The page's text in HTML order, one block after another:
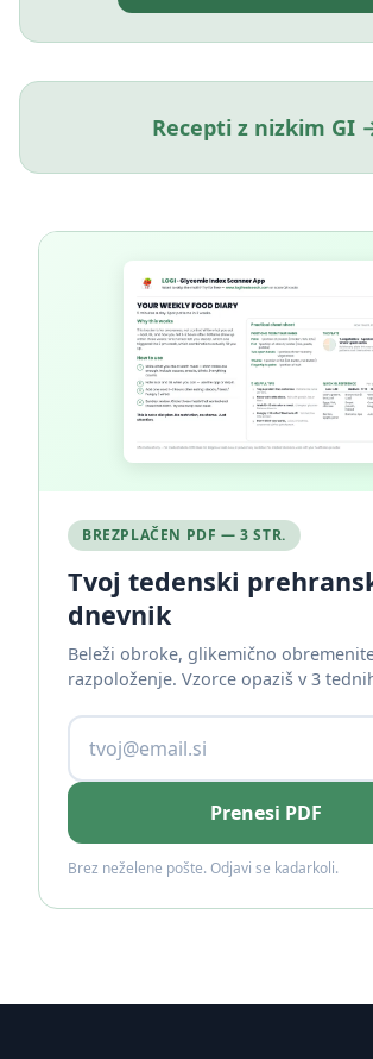
Recepti z nizkim GI
BREZPLAČEN PDF — 3 STR.
Tvoj tedenski
dnevnik
Beleži obroke, glikemično
razpoloženje. Vzorce opaziš v 3
Prenesi PDF
Brez neželene pošte. Odjavi se kadarkoli.